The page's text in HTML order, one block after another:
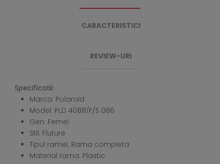
CARACTERISTICI
REVIEW-URI
Specificatii:
Marca: Polaroid
Model: PLD 4088/F/S 086
Gen: Femei
Stil: Fluture
Tipul ramei: Rama completa
Material rama: Plastic